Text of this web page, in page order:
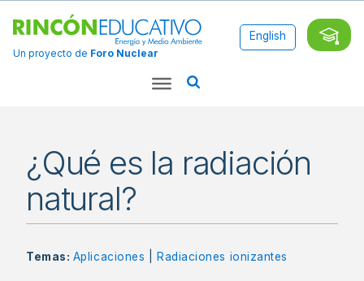
Un proyecto de Foro Nuclear
English
¿Qué es la radiación
natural?
Temas: Aplicaciones Radiaciones ionizantes